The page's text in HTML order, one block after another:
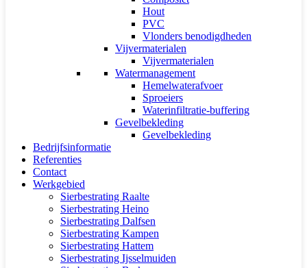
Hout
PVC
Vlonders benodigdheden
Vijvermaterialen
Vijvermaterialen
Watermanagement
Hemelwaterafvoer
Sproeiers
Waterinfiltratie-buffering
Gevelbekleding
Gevelbekleding
Bedrijfsinformatie
Referenties
Contact
Werkgebied
Sierbestrating Raalte
Sierbestrating Heino
Sierbestrating Dalfsen
Sierbestrating Kampen
Sierbestrating Hattem
Sierbestrating Ijsselmuiden